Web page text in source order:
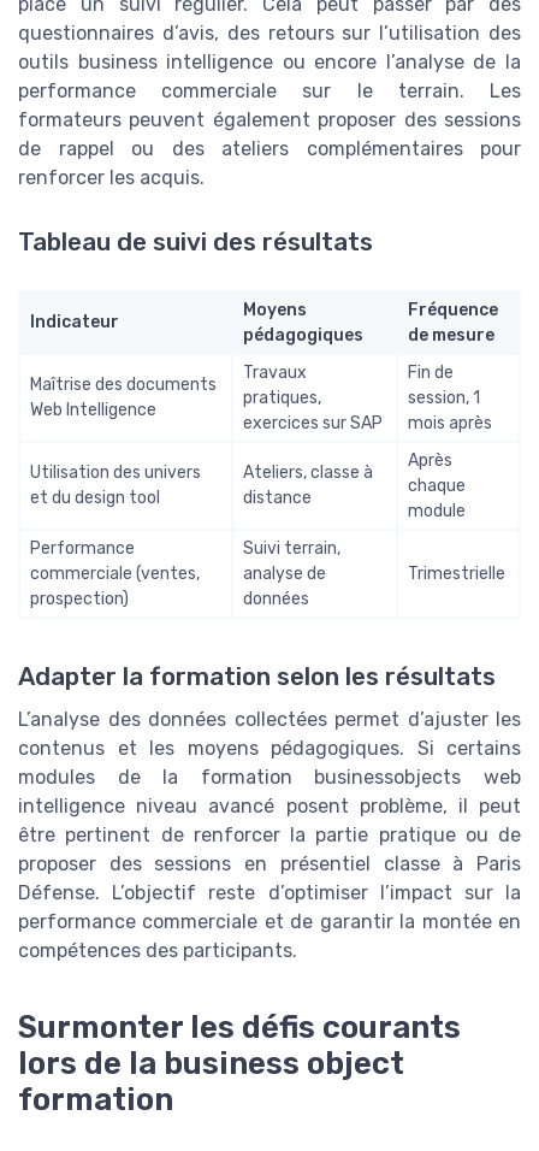
questionnaires d’avis, des retours sur l’utilisation des
outils business intelligence ou encore l’analyse de la
performance commerciale sur le terrain. Les
formateurs peuvent également proposer des sessions
de rappel ou des ateliers complémentaires pour
renforcer les acquis.
Tableau de suivi des résultats
Indicateur
Moyens
pédagogiques
Fréquence
de mesure
Maîtrise des documents
Web Intelligence
Travaux
pratiques,
exercices sur SAP
Fin de
session, 1
mois après
Utilisation des univers
et du design tool
Ateliers, classe à
distance
Après
chaque
module
Performance
commerciale (ventes,
prospection)
Suivi terrain,
analyse de
données
Trimestrielle
Adapter la formation selon les résultats
L’analyse des données collectées permet d’ajuster les
contenus et les moyens pédagogiques. Si certains
modules de la formation businessobjects web
intelligence niveau avancé posent problème, il peut
être pertinent de renforcer la partie pratique ou de
proposer des sessions en présentiel classe à Paris
Défense. L’objectif reste d’optimiser l’impact sur la
performance commerciale et de garantir la montée en
compétences des participants.
Surmonter les défis courants
lors de la business object
formation